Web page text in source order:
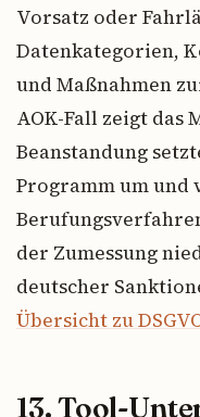
Vorsatz oder
Datenkategorien,
und Maßnahmen
AOK-Fall zeigt das
Beanstandung
Programm um und
der Zumessung
deutscher
Übersicht zu
13. Tool-